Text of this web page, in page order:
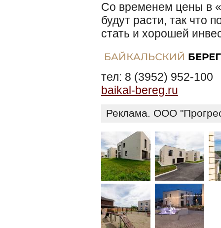
Со временем цены в
будут расти, так что
стать и хорошей
тел: 8 (3952) 952-100
baikal-bereg.ru
Реклама. ООО